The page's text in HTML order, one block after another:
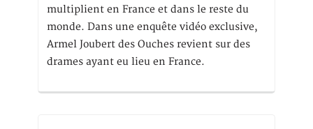
multiplient en France et dans le reste du
monde. Dans une enquête vidéo exclusive,
Armel Joubert des Ouches revient sur des
drames ayant eu lieu en France.